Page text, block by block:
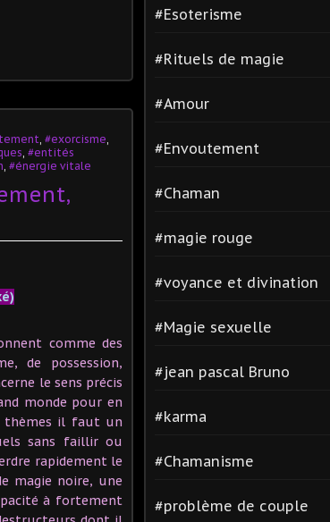
#exorcisme
#entités
#énergie vitale
comme des
de possession,
le sens précis
monde pour en
thèmes il faut un
sans faillir ou
rapidement le
magie noire, une
à fortement
#Esoterisme
#Rituels de magie
#Amour
#Envoutement
#Chaman
#magie rouge
#voyance et divination
#Magie sexuelle
#jean pascal Bruno
#karma
#Chamanisme
#problème de couple